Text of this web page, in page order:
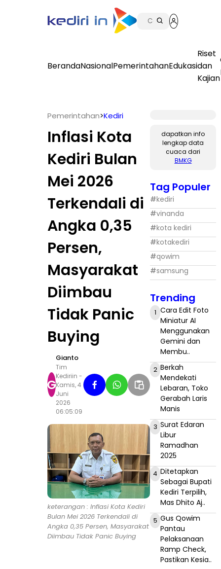
BerandaNasionalPemerintahanEdukasi
Riset
dan
Kajian
Pemerintahan>Kediri
Inflasi Kota
Kediri Bulan
Mei 2026
Terkendali di
Angka 0,35
Persen,
Masyarakat
Diimbau
Tidak Panic
Buying
G
Gianto
Tim
Kediriin -
Kamis, 4
Juni
2026
06:05:09
keterangan : Inflasi Kota Kediri
Bulan Mei 2026 Terkendali di
Angka 0,35 Persen, Masyarakat
Diimbau Tidak Panic Buying
dapatkan info
lengkap data
cuaca dari
BMKG
Tag Populer
#kediri
#vinanda
#kota kediri
#kotakediri
#qowim
#samsung
Trending
1 Cara Edit Foto
Miniatur AI
Menggunakan
Gemini dan
Membu..
2 Berkah
Mendekati
Lebaran, Toko
Gerabah Laris
Manis
3 Surat Edaran
Libur
Ramadhan
2025
4 Ditetapkan
Sebagai Bupati
Kediri Terpilih,
Mas Dhito Aj..
5 Gus Qowim
Pantau
Pelaksanaan
Ramp Check,
Pastikan Kesia..